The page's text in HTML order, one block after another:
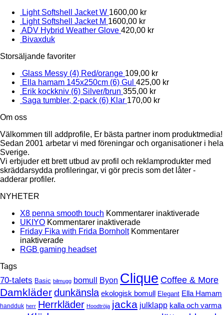
Light Softshell Jacket W 1600,00 kr
Light Softshell Jacket M 1600,00 kr
ADV Hybrid Weather Glove 420,00 kr
Bivaxduk
Storsäljande favoriter
Glass Messy (4) Red/orange 109,00 kr
Ella hamam 145x250cm (6) Gul 425,00 kr
Erik kockkniv (6) Silver/brun 355,00 kr
Saga tumbler, 2-pack (6) Klar 170,00 kr
Om oss
Välkommen till addprofile, Er bästa partner inom produktmedia!
Sedan 2001 arbetar vi med föreningar och organisationer i hela
Sverige.
Vi erbjuder ett brett utbud av profil och reklamprodukter med
skräddarsydda profileringar, vi gör precis som det låter -
adderar profiler.
NYHETER
X8 penna smooth touch Kommentarer inaktiveradeför
UKIYO Kommentarer inaktiveradeför
UKIYO
Friday Fika with Frida Bornholt Kommentarer
inaktiveradeför
Friday
Frida
Bornholt
RGB gaming headsetInga
RGB
gaming
headset
Tags
70-talets Basic bilmugg bomull Byon Clique Coffee & More
Damkläderdunkänsla ekologisk bomull Elegant Ella Hamam
handduk herr Herrkläder Hoodtröja jacka julklapp kalla och varma